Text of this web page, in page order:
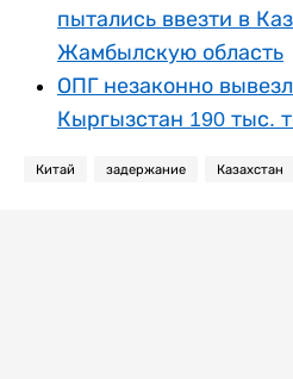
пытались ввезти в
Жамбылскую область
ОПГ незаконно
Кыргызстан 190 тыс.
Китай задержание Казахстан